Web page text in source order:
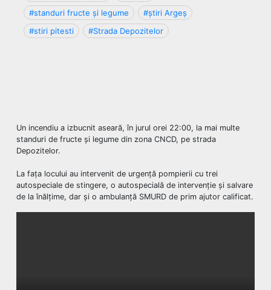
#standuri fructe și legume
#știri Argeș
#stiri pitesti
#Strada Depozitelor
Un incendiu a izbucnit aseară, în jurul orei 22:00, la mai multe
standuri de fructe și legume din zona CNCD, pe strada
Depozitelor.
La fața locului au intervenit de urgență pompierii cu trei
autospeciale de stingere, o autospecială de intervenție și salvare
de la înălțime, dar și o ambulanță SMURD de prim ajutor calificat.